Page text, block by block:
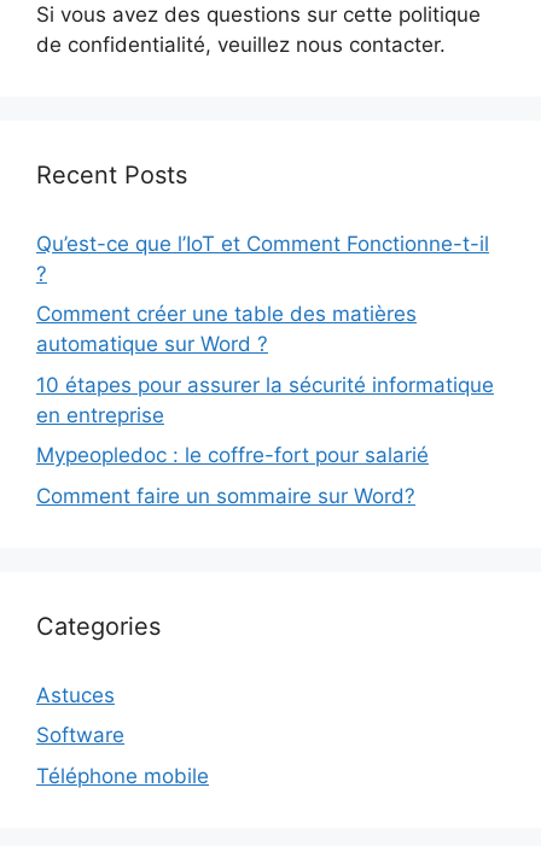
Si vous avez des questions sur cette politique
de confidentialité, veuillez nous contacter.
Recent Posts
Qu’est-ce que l’IoT et Comment Fonctionne-t-il
?
Comment créer une table des matières
automatique sur Word ?
10 étapes pour assurer la sécurité informatique
en entreprise
Mypeopledoc : le coffre-fort pour salarié
Comment faire un sommaire sur Word?
Categories
Astuces
Software
Téléphone mobile